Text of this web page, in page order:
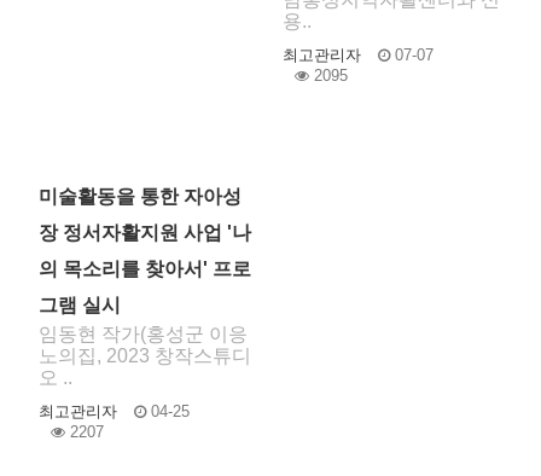
용..
최고관리자
07-07
2095
미술활동을 통한 자아성
장 정서자활지원 사업 '나
의 목소리를 찾아서' 프로
그램 실시
임동현 작가(홍성군 이응
노의집, 2023 창작스튜디
오 ..
최고관리자
04-25
2207